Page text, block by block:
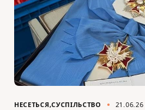
НЕСЕТЬСЯ СУСПІЛЬСТВО 21.06.26